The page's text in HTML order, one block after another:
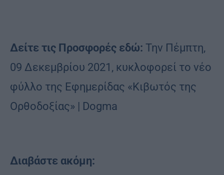
Δείτε τις Προσφορές εδώ: Την Πέμπτη,
09 Δεκεμβρίου 2021, κυκλοφορεί το νέο
φύλλο της Εφημερίδας «Κιβωτός της
Ορθοδοξίας» | Dogma
Διαβάστε ακόμη: